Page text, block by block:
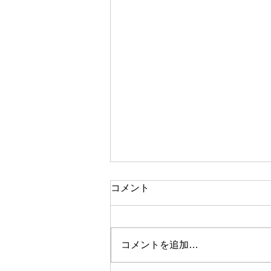
お知らせ
8月11日(火)～14(金) お休みいた
お願いいたします。
コメント
コメントを追加…